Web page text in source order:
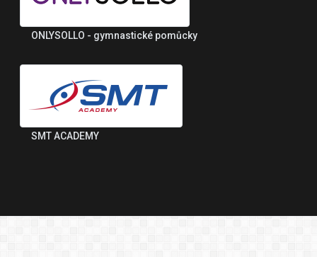
ONLYSOLLO - gymnastické pomůcky
SMT ACADEMY